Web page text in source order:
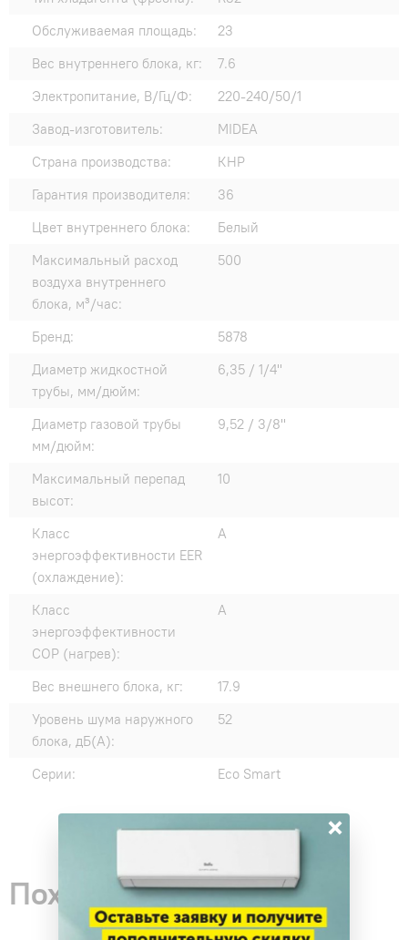
Обслуживаемая площадь:
23
Вес внутреннего блока, кг:
7.6
Электропитание, В/Гц/Ф:
220-240/50/1
Завод-изготовитель:
MIDEA
Страна производства:
КНР
Гарантия производителя:
36
Цвет внутреннего блока:
Белый
Максимальный расход
воздуха внутреннего
блока, м³/час:
500
Бренд:
5878
Диаметр жидкостной
трубы, мм/дюйм:
6,35 / 1/4"
Диаметр газовой трубы
мм/дюйм:
9,52 / 3/8"
Максимальный перепад
высот:
10
Класс
энергоэффективности EER
(охлаждение):
A
Класс
энергоэффективности
COP (нагрев):
A
Вес внешнего блока, кг:
17.9
Уровень шума наружного
блока, дБ(А):
52
Серии: Eco Smart
Похожие товары
×